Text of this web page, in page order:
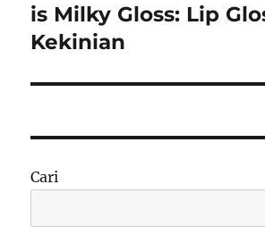
post:
is Milky Gloss: Lip
Kekinian
Cari